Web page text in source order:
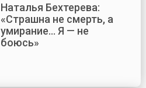
Наталья Бехтерева:
«Страшна не смерть, а
умирание... Я — не
боюсь»